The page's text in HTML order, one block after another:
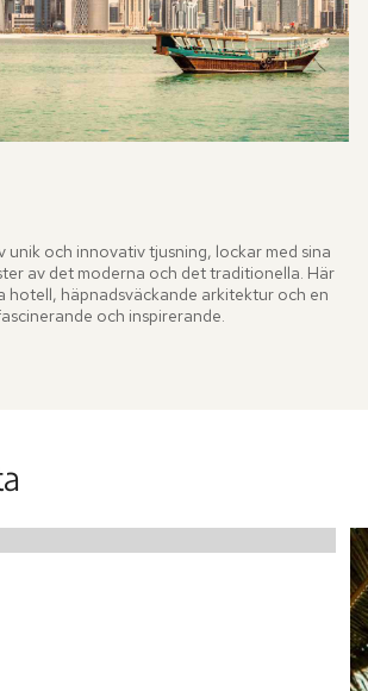
unik och innovativ tjusning, lockar med sina
av det moderna och det traditionella. Här
hotell, häpnadsväckande arkitektur och en
och inspirerande.